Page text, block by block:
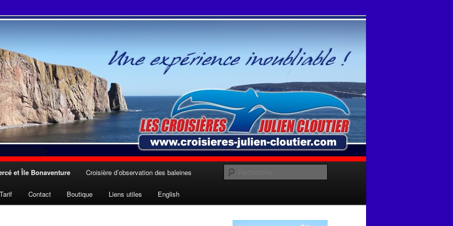
Julien Cloutier inc.
et Île Bonaventure Croisière d’observation des baleines
Tarif Contact Boutique Liens utiles English